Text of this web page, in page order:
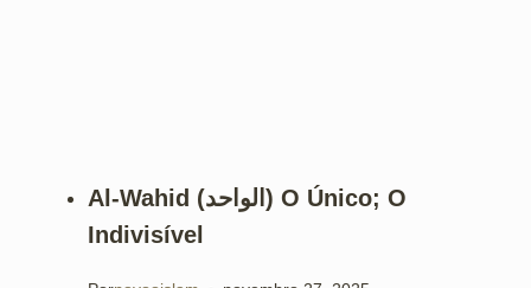
Al-Wahid (الواحد) O Único; O
Indivisível